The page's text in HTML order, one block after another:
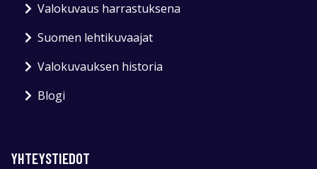
Valokuvaus harrastuksena
Suomen lehtikuvaajat
Valokuvauksen historia
Blogi
YHTEYSTIEDOT